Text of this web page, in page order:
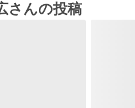
さんの投稿